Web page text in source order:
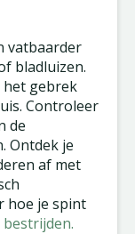
vatbaarder
bladluizen.
het gebrek
Controleer
de
Ontdek je
af met
hoe je spint